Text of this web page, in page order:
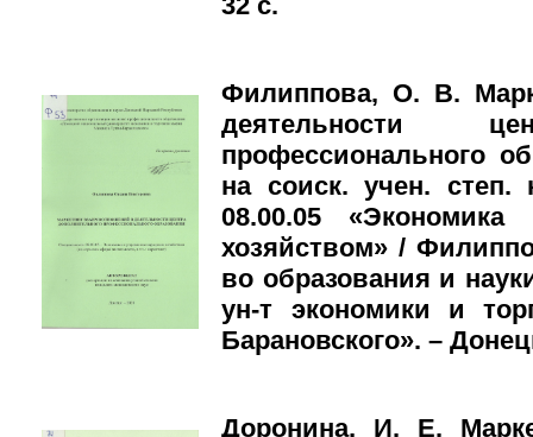
Филиппова, О. В.
деятельности
профессионального
на соиск. учен. степ.
08.00.05
хозяйством» /
во образования и
ун-т экономики и
Барановского». –
Доронина, И. Е.